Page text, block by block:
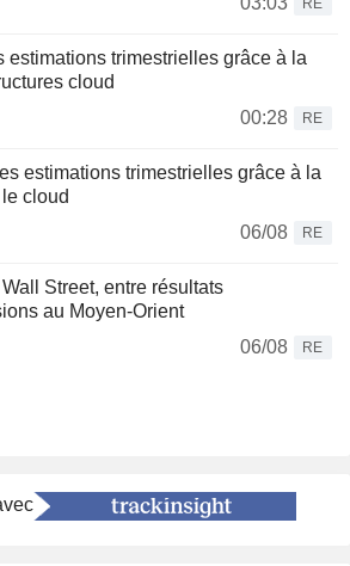
RE
estimations trimestrielles grâce à la
cloud
00:28
RE
estimations trimestrielles grâce à la
cloud
06/08
RE
Street, entre résultats
au Moyen-Orient
06/08
RE